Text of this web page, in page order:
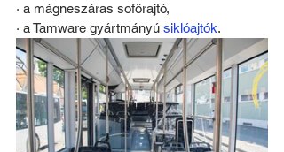
· a mágneszáras sofőrajtó,
· a Tamware gyártmányú siklóajtók.